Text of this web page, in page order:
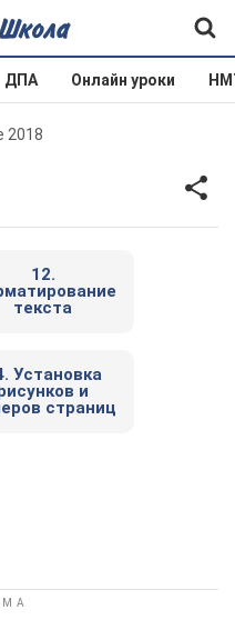
ДПА Онлайн уроки
2018
12.
текста
Установка
и
страниц